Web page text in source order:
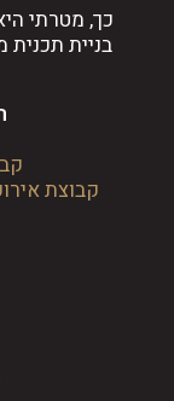
כך, מטרתי
בניית תכנית
קבוצת